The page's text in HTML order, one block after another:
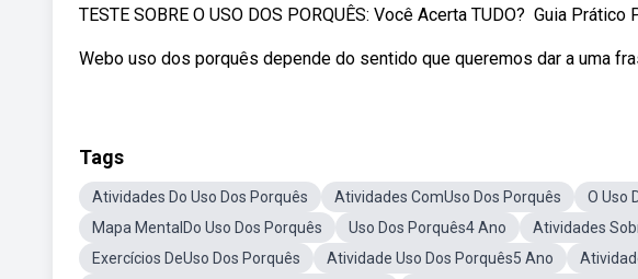
TESTE SOBRE O USO DOS PORQUÊS: Você Acerta TUDO? ‍ Guia
Webo uso dos porquês depende do sentido que queremos dar a uma
Tags
Atividades Do Uso Dos Porquês Atividades ComUso Dos Porquês
O Uso
Mapa MentalDo Uso Dos Porquês
Uso Dos Porquês4 Ano Atividades
Exercícios DeUso Dos Porquês
Atividade Uso Dos Porquês5 Ano